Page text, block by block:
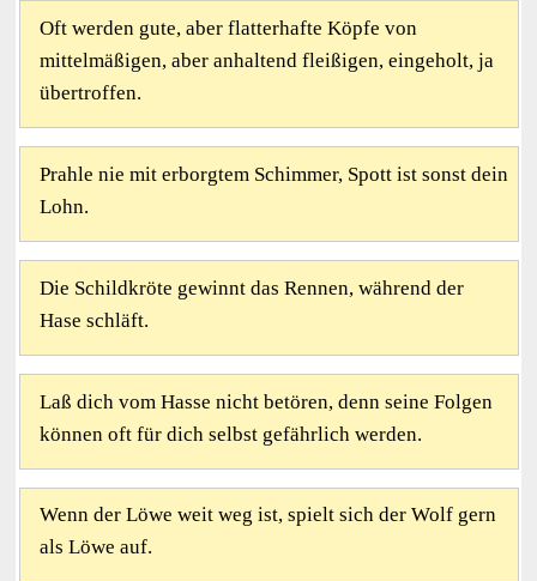
Oft werden gute, aber flatterhafte Köpfe von
mittelmäßigen, aber anhaltend fleißigen, eingeholt, ja
übertroffen.
Prahle nie mit erborgtem Schimmer, Spott ist sonst dein
Lohn.
Die Schildkröte gewinnt das Rennen, während der
Hase schläft.
Laß dich vom Hasse nicht betören, denn seine Folgen
können oft für dich selbst gefährlich werden.
Wenn der Löwe weit weg ist, spielt sich der Wolf gern
als Löwe auf.